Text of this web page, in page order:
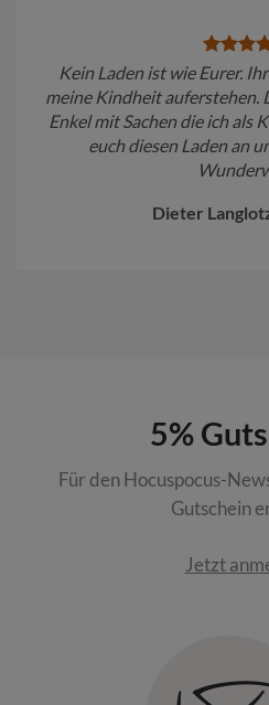
Kein Laden ist wie Eurer.
meine Kindheit auferstehen.
Enkel mit Sachen die ich als
euch diesen Laden an
Dieter
5%
Für den Hocuspocus-
Gutschein
Jetzt